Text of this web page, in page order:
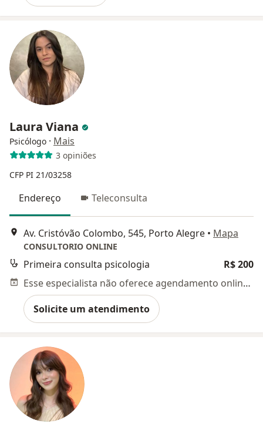
Laura Viana
Psicólogo · Mais
3 opiniões
CFP PI 21/03258
Endereço Teleconsulta
Av. Cristóvão Colombo, 545, Porto Alegre • Mapa
CONSULTORIO ONLINE
Primeira consulta psicologia
R$ 200
Esse especialista não oferece agendamento online para esse endereço.
Solicite um atendimento